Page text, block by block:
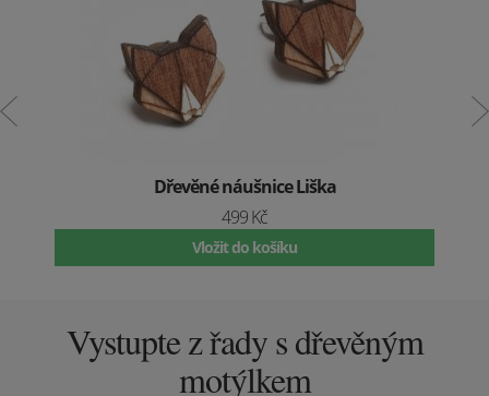
Dřevěné náušnice Liška
499 Kč
Vložit do košíku
Vystupte z řady s dřevěným
motýlkem